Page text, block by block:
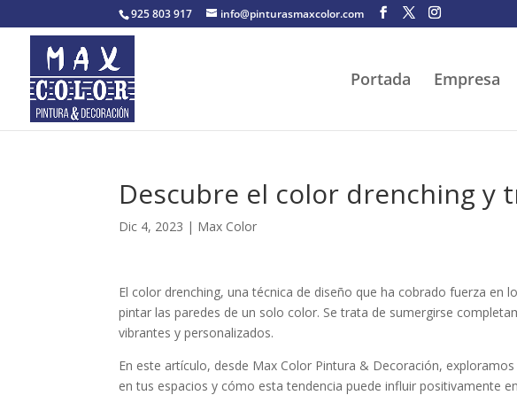
925 803 917 info@pinturasmaxcolor.com
Portada Empresa
Descubre el color drenching y
Dic 4, 2023 | Max Color
El color drenching, una técnica de diseño que ha cobrado fuerza en
pintar las paredes de un solo color. Se trata de sumergirse
vibrantes y personalizados.
En este artículo, desde Max Color Pintura & Decoración,
en tus espacios y cómo esta tendencia puede influir positivamente